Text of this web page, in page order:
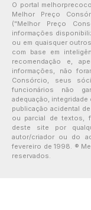
O portal
Melhor Preço
("Melhor Preço
informações
ou em quaisquer
com base em
recomendação e,
informações, não
Consórcio, seus
funcionários não
adequação,
publicação acidental
ou parcial de textos,
deste site por
autor/criador ou do
fevereiro de 1998. ®
reservados.